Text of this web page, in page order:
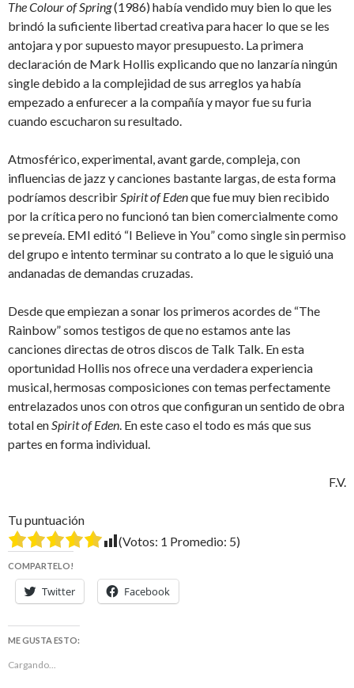
The Colour of Spring(1986) había vendido muy bien lo que les
brindó la suficiente libertad creativa para hacer lo que se les
antojara y por supuesto mayor presupuesto. La primera
declaración de Mark Hollis explicando que no lanzaría ningún
single debido a la complejidad de sus arreglos ya había
empezado a enfurecer a la compañía y mayor fue su furia
cuando escucharon su resultado.
Atmosférico, experimental, avant garde, compleja, con
influencias de jazz y canciones bastante largas, de esta forma
podríamos describirSpirit of Edenque fue muy bien recibido
por la crítica pero no funcionó tan bien comercialmente como
se preveía. EMI editó “I Believe in You” como single sin permiso
del grupo e intento terminar su contrato a lo que le siguió una
andanadas de demandas cruzadas.
Desde que empiezan a sonar los primeros acordes de “The
Rainbow” somos testigos de que no estamos ante las
canciones directas de otros discos de Talk Talk. En esta
oportunidad Hollis nos ofrece una verdadera experiencia
musical, hermosas composiciones con temas perfectamente
entrelazados unos con otros que configuran un sentido de obra
total enSpirit of Eden. En este caso el todo es más que sus
partes en forma individual.
F.V.
Tu puntuación
(Votos: 1 Promedio: 5)
COMPARTELO!
Twitter Facebook
ME GUSTA ESTO:
Cargando...